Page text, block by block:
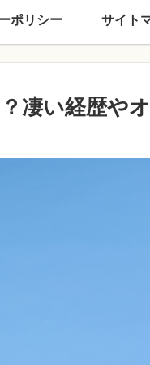
ポリシー サイト
凄い経歴や